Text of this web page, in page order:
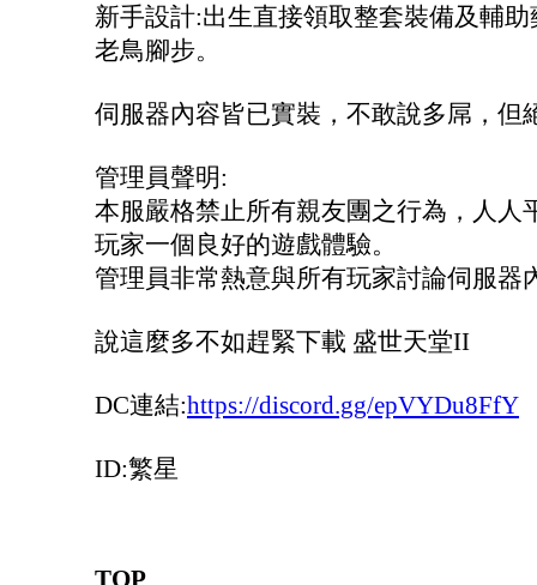
新手設計:出生直接領取整套裝備及輔
老鳥腳步。
伺服器內容皆已實裝，不敢說多屌，
管理員聲明:
本服嚴格禁止所有親友團之行為，人
玩家一個良好的遊戲體驗。
管理員非常熱意與所有玩家討論伺服
說這麼多不如趕緊下載 盛世天堂II
DC連結:https://discord.gg/epVYDu8FfY
ID:繁星
TOP